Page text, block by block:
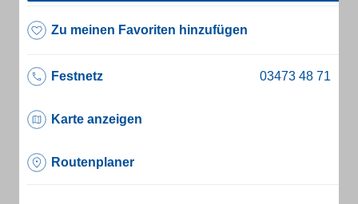
Zu meinen Favoriten hinzufügen
Festnetz
Karte anzeigen
Routenplaner